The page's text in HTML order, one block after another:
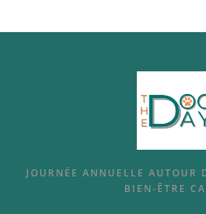
JOURNÉE ANNUELLE AUTOUR
BIEN-ÊTRE